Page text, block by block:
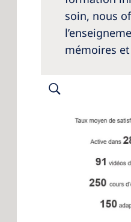
soin, nous
mémoires